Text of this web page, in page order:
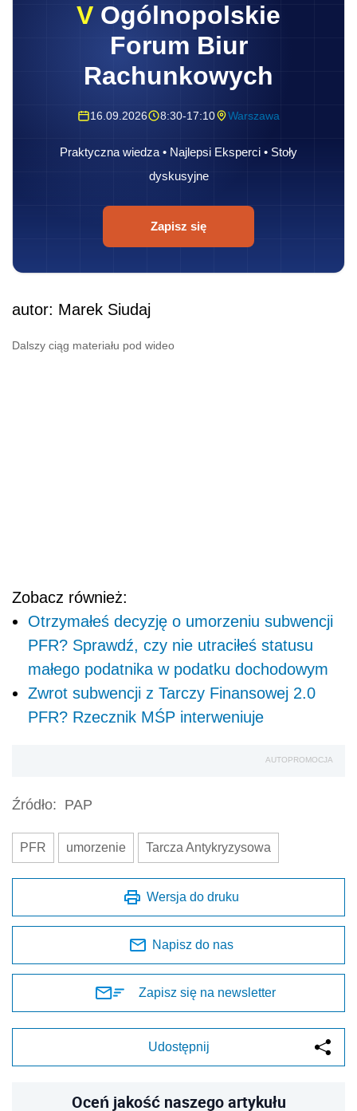
V Ogólnopolskie
Forum Biur
Rachunkowych
16.09.2026 8:30-17:10 Warszawa
Praktyczna wiedza • Najlepsi Eksperci • Stoły
dyskusyjne
Zapisz się
autor: Marek Siudaj
Dalszy ciąg materiału pod wideo
Zobacz również:
Otrzymałeś decyzję o umorzeniu subwencji
PFR? Sprawdź, czy nie utraciłeś statusu
małego podatnika w podatku dochodowym
Zwrot subwencji z Tarczy Finansowej 2.0
PFR? Rzecznik MŚP interweniuje
AUTOPROMOCJA
Źródło: PAP
PFR umorzenie Tarcza Antykryzysowa
Wersja do druku
Napisz do nas
Zapisz się na newsletter
Udostępnij
Oceń jakość naszego artykułu